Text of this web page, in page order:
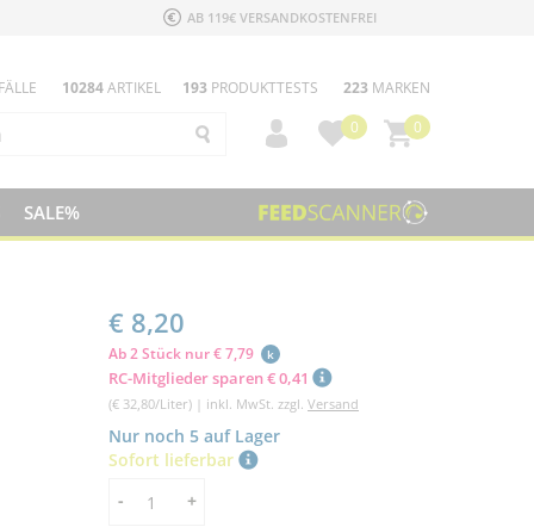
AB 119€ VERSANDKOSTENFREI
193 PRODUKTTESTS 223 MARKEN
10284ARTIKEL
0
0
SALE%
€ 8,20
Ab 2 Stück nur € 7,79 k
RC-Mitglieder sparen € 0,41
(€ 32,80/Liter) | inkl. MwSt. zzgl. Versand
Nur noch 5 auf Lager
Sofort lieferbar
Menge
- +